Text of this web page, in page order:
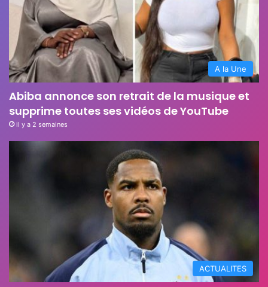
A la Une
Abiba annonce son retrait de la musique et
supprime toutes ses vidéos de YouTube
il y a 2 semaines
ACTUALITES